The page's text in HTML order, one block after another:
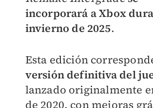
incorporará a Xbox
invierno de 2025.
Esta edición
versión definitiva del
lanzado originalmente
de 2020, con mejoras